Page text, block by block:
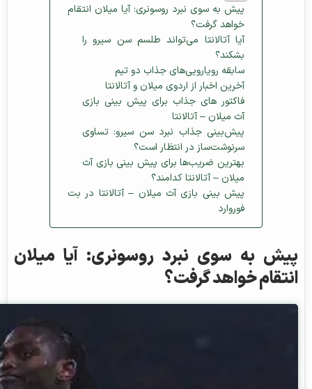
پیش به سوی نبرد روسونری: آیا میلان انتقام
خواهد گرفت؟
آیا آتالانتا می‌تواند طلسم سن سیرو را
بشکند؟
سابقه رویارویی‌های جذاب دو تیم
آخرین اخبار از اردوی میلان و آتالانتا
فاکتور های جذاب برای پیش بینی بازی
آث میلان – آتالانتا
پیش‌بینی جذاب نبرد سن سیرو: تساوی
سرنوشت‌ساز در انتظار است؟
بهترین ضریب‌ها برای پیش بینی بازی آث
میلان – آتالانتا کدامند؟
پیش بینی بازی آث میلان – آتالانتا در بت
فوروارد
پیش به سوی نبرد روسونری: آیا میلان
انتقام خواهد گرفت؟